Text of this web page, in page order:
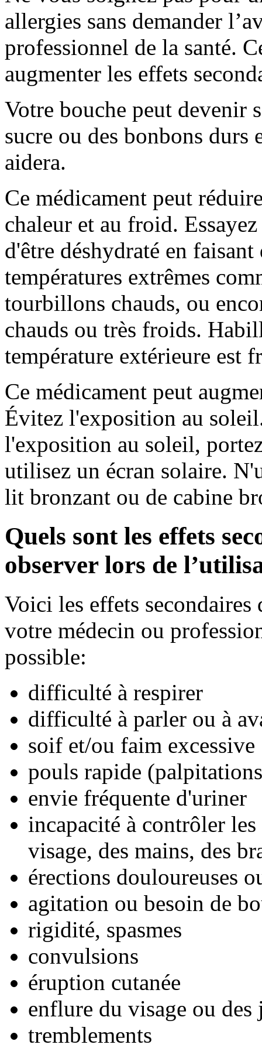
allergies sans demander
professionnel de la santé.
augmenter les effets
Votre bouche peut devenir
sucre ou des bonbons durs
aidera.
Ce médicament peut
chaleur et au froid.
d'être déshydraté en
températures extrêmes
tourbillons chauds, ou
chauds ou très froids.
température extérieure est
Ce médicament peut
Évitez l'exposition au
l'exposition au soleil,
utilisez un écran solaire.
lit bronzant ou de cabine
Quels sont les effets
observer lors de
Voici les effets
votre médecin ou
possible:
difficulté à respirer
difficulté à parler ou à
soif et/ou faim excessive
pouls rapide
envie fréquente d'uriner
incapacité à contrôler
visage, des mains, des
érections douloureuses
agitation ou besoin de
rigidité, spasmes
convulsions
éruption cutanée
enflure du visage ou des
tremblements